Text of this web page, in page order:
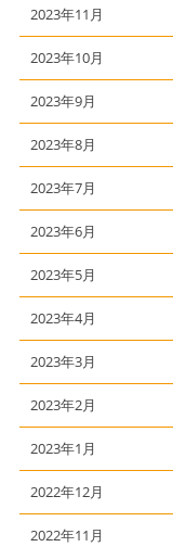
2023年11月
2023年10月
2023年9月
2023年8月
2023年7月
2023年6月
2023年5月
2023年4月
2023年3月
2023年2月
2023年1月
2022年12月
2022年11月